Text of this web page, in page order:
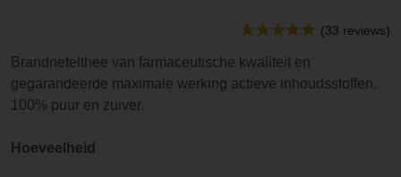
(33 reviews)
Brandnetelthee van farmaceutische kwaliteit en
gegarandeerde maximale werking actieve inhoudsstoffen.
100% puur en zuiver.
Hoeveelheid